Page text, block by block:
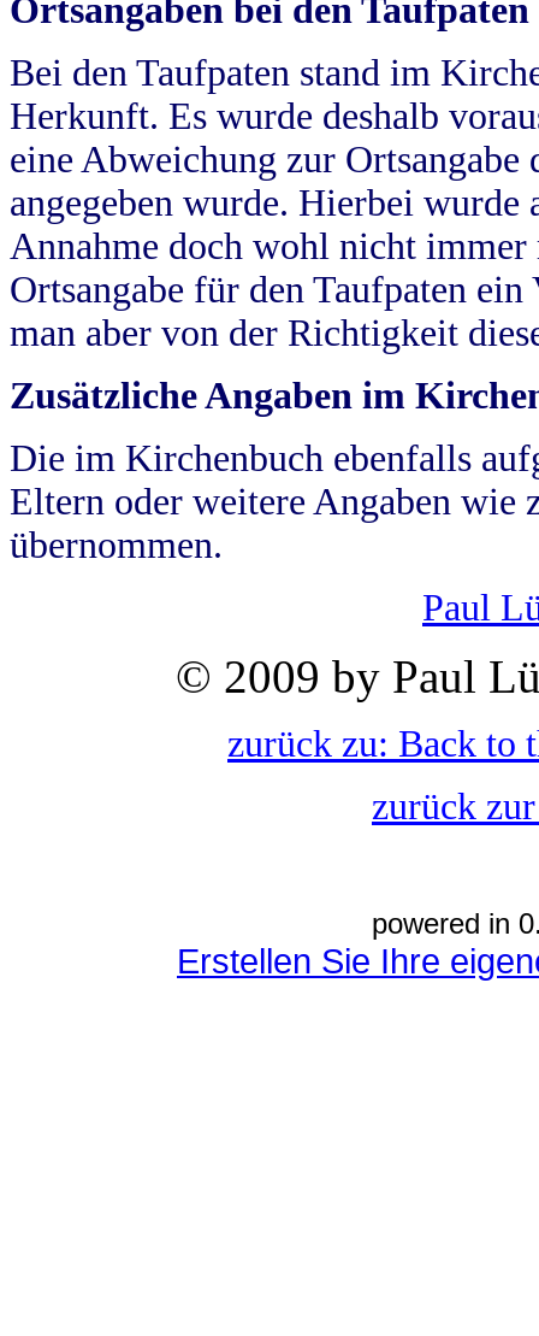
Ortsangaben bei den Taufpaten
Bei den Taufpaten stand im
Herkunft. Es wurde deshalb
eine Abweichung zur
angegeben wurde. Hierbei wurde
Annahme doch wohl nicht
Ortsangabe für den Taufpaten
man aber von der Richtigkeit
Zusätzliche Angaben im
Die im Kirchenbuch ebenfalls
Eltern oder weitere Angaben wie
übernommen.
Paul
© 2009 by Paul
zurück zu: Back to
zurück
powered in
Erstellen Sie Ihre